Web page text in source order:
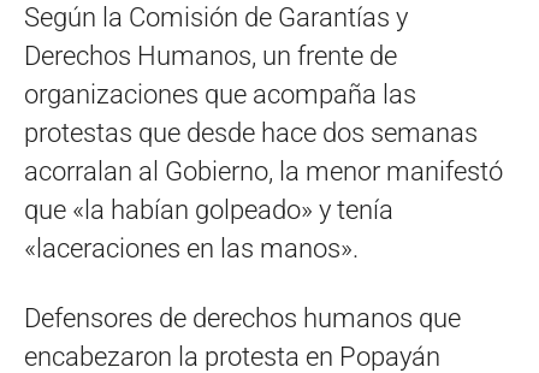
Según la Comisión de Garantías y
Derechos Humanos, un frente de
organizaciones que acompaña las
protestas que desde hace dos semanas
acorralan al Gobierno, la menor manifestó
que «la habían golpeado» y tenía
«laceraciones en las manos».
Defensores de derechos humanos que
encabezaron la protesta en Popayán